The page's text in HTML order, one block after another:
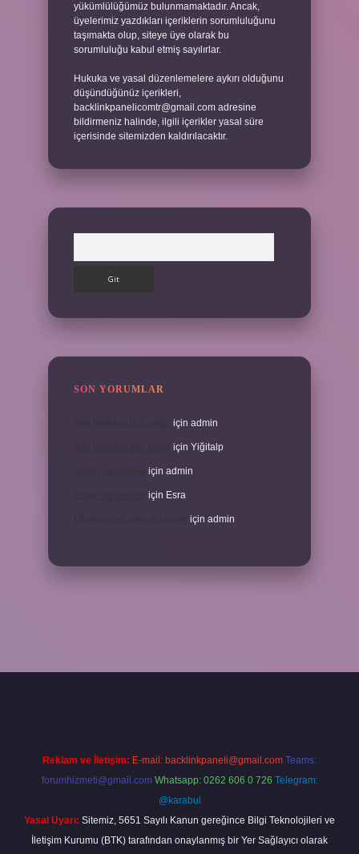
yükümlülüğümüz bulunmamaktadır. Ancak,
üyelerimiz yazdıkları içeriklerin sorumluluğunu
taşımakta olup, siteye üye olarak bu
sorumluluğu kabul etmiş sayılırlar.
Hukuka ve yasal düzenlemelere aykırı olduğunu
düşündüğünüz içerikleri,
backlinkpanelicomtr@gmail.com adresine
bildirmeniz halinde, ilgili içerikler yasal süre
içerisinde sitemizden kaldırılacaktır.
SON YORUMLAR
için admin
için Yiğitalp
Erbah ne demek için admin
Erbah ne demek için Esra
için admin
Reklam ve İletişim: E-mail: backlinkpaneli@gmail.com Teams:
forumhizmeti@gmail.com Whatsapp: 0262 606 0 726 Telegram:
@karabul
Yasal Uyarı: Sitemiz, 5651 Sayılı Kanun gereğince Bilgi Teknolojileri ve
İletişim Kurumu (BTK) tarafından onaylanmış bir Yer Sağlayıcı olarak